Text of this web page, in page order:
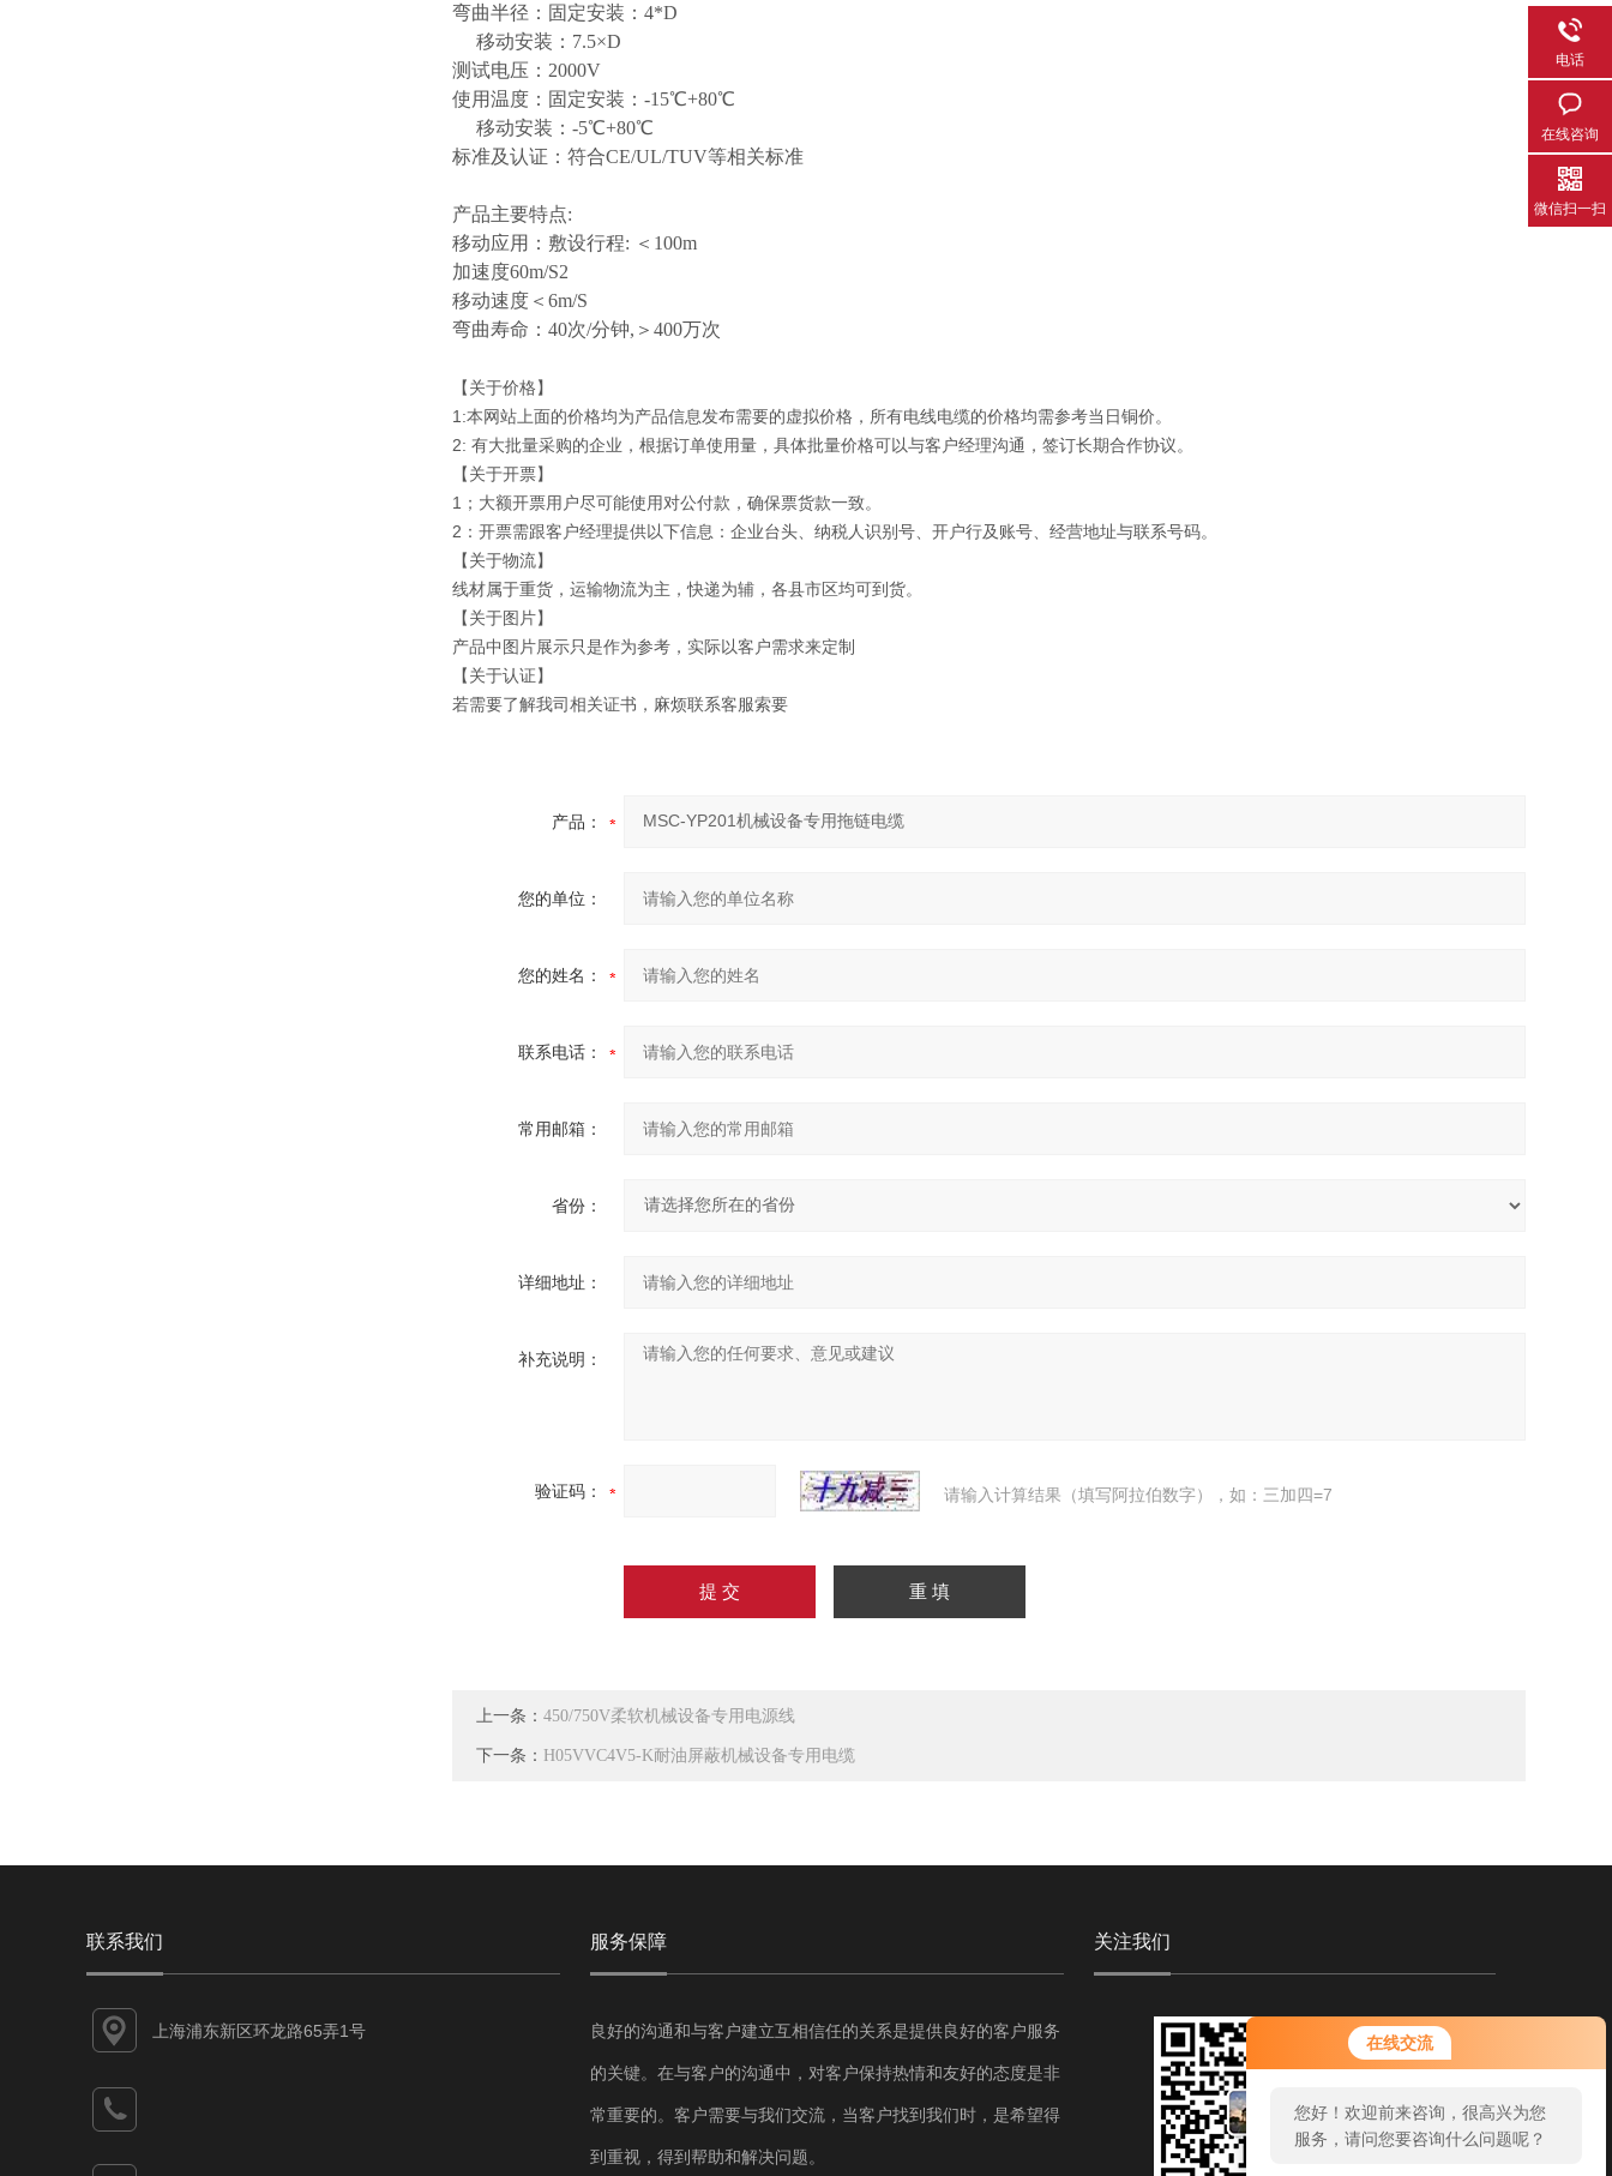
在线交流
您好！欢迎前来咨询，很高兴为您
服务，请问您要咨询什么问题呢？
弯曲半径：固定安装： 4*D
移动安装： 7.5×D
测试电压： 2000V
使用温度：固定安装： -15℃+80℃
移动安装： -5℃+80℃
标准及认证：符合CE/UL/TUV等相关标准
产品主要特点:
移动应用：敷设行程: ＜100m
加速度60m/S2
移动速度＜ 6m/S
弯曲寿命： 40次/分钟,＞400万次
【关于价格】
1:本网站上面的价格均为产品信息发布需要的虚拟价格，所有电线电缆的价格均需参考当日铜价。
2: 有大批量采购的企业，根据订单使用量，具体批量价格可以与客户经理沟通，签订长期合作协议。
【关于开票】
1；大额开票用户尽可能使用对公付款，确保票货款一致。
2：开票需跟客户经理提供以下信息：企业台头、纳税人识别号、开户行及账号、经营地址与联系号码。
【关于物流】
线材属于重货，运输物流为主，快递为辅，各县市区均可到货。
【关于图片】
产品中图片展示只是作为参考，实际以客户需求来定制
【关于认证】
若需要了解我司相关证书，麻烦联系客服索要
产品：
您的单位：
您的姓名：
联系电话：
常用邮箱：
省份：
详细地址：
补充说明：
验证码： 请输入计算结果（填写阿拉伯数字），如：三加四=7
上一条： 450/750V柔软机械设备专用电源线
下一条： H05VVC4V5-K耐油屏蔽机械设备专用电缆
联系我们
上海浦东新区环龙路65弄1号
服务保障
良好的沟通和与客户建立互相信任的关系是提供良好的客户服务
的关键。在与客户的沟通中，对客户保持热情和友好的态度是非
常重要的。客户需要与我们交流，当客户找到我们时，是希望得
到重视，得到帮助和解决问题。
关注我们
电话
在线咨询
微信扫一扫